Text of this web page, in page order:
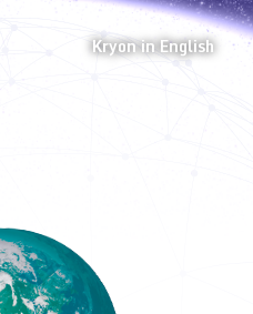
Kryon in English